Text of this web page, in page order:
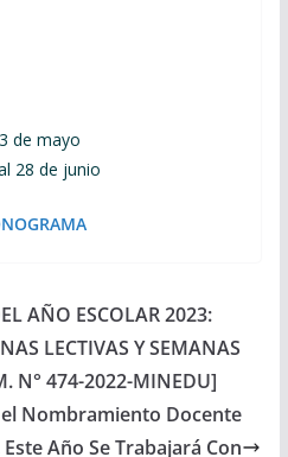
de mayo
28 de junio
AÑO ESCOLAR 2023:
LECTIVAS Y SEMANAS
N° 474-2022-MINEDU]
Nombramiento Docente
Año Se Trabajará Con